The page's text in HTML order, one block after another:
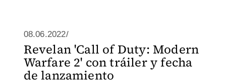
08.06.2022/
Revelan 'Call of Duty: Modern
Warfare 2' con tráiler y fecha
de lanzamiento